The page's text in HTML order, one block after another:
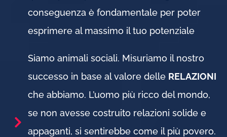
conseguenza è fondamentale per poter
esprimere al massimo il tuo potenziale
Siamo animali sociali. Misuriamo il nostro
successo in base al valore delle RELAZIONI
che abbiamo. L’uomo più ricco del mondo,
se non avesse costruito relazioni solide e
appaganti, si sentirebbe come il più povero.